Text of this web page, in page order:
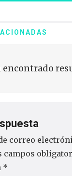
encontrado
correo
campos
*